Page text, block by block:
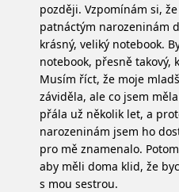
později. Vzpomínám si,
patnáctým narozeninám
krásný, veliký notebook.
notebook, přesně takový,
Musím říct, že moje
záviděla, ale co jsem
přála už několik let, a
narozeninám jsem ho
pro mě znamenalo.
aby měli doma klid, že
s mou sestrou.